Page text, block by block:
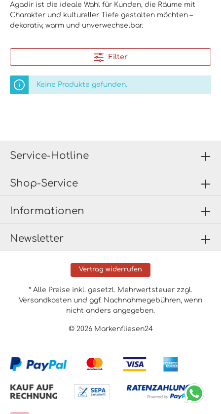
Agadir ist die ideale Wahl für Kunden, die Räume mit
Charakter und kultureller Tiefe gestalten möchten –
dekorativ, warm und unverwechselbar.
Filter
Keine Produkte gefunden.
Newsletter
Service-Hotline
Shop-Service
Informationen
Vertrag widerrufen
© 2026 Markenfliesen24
* Alle Preise inkl. gesetzl. Mehrwertsteuer zzgl.
Versandkosten und ggf. Nachnahmegebühren, wenn
nicht anders angegeben.